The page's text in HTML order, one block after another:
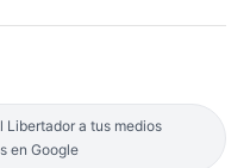
Libertador a tus medios
en Google